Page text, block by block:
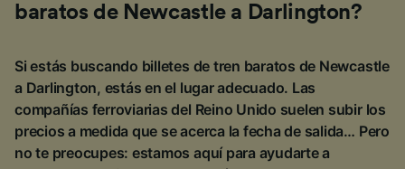
baratos de Newcastle a Darlington?
Si estás buscando billetes de tren baratos de Newcastle
a Darlington, estás en el lugar adecuado. Las
compañías ferroviarias del Reino Unido suelen subir los
precios a medida que se acerca la fecha de salida… Pero
no te preocupes: estamos aquí para ayudarte a